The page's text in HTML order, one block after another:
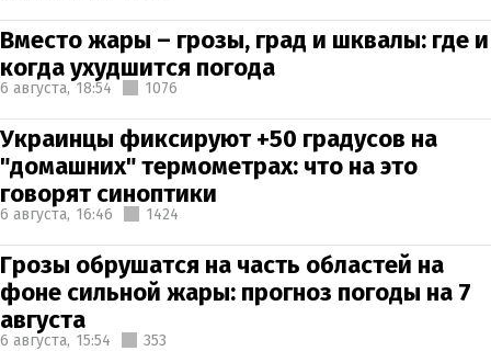
Вместо жары – грозы, град и шквалы: где и
когда ухудшится погода
6 августа, 18:54 1076
Украинцы фиксируют +50 градусов на
"домашних" термометрах: что на это
говорят синоптики
6 августа, 16:46 1424
Грозы обрушатся на часть областей на
фоне сильной жары: прогноз погоды на 7
августа
6 августа, 15:54 353